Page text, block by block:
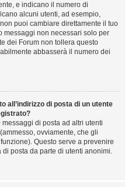
e indicano il numero di
alcuni utenti, ad esempio,
puoi cambiare direttamente il tuo
messaggi non necessari solo per
dei Forum non tollera questo
abbasserà il numero dei
all’indirizzo di posta di un utente
di posta ad altri utenti
ovviamente, che gli
Questo serve a prevenire
posta da parte di utenti anonimi.